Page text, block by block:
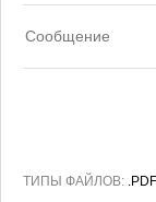
ТИПЫ ФАЙЛОВ: